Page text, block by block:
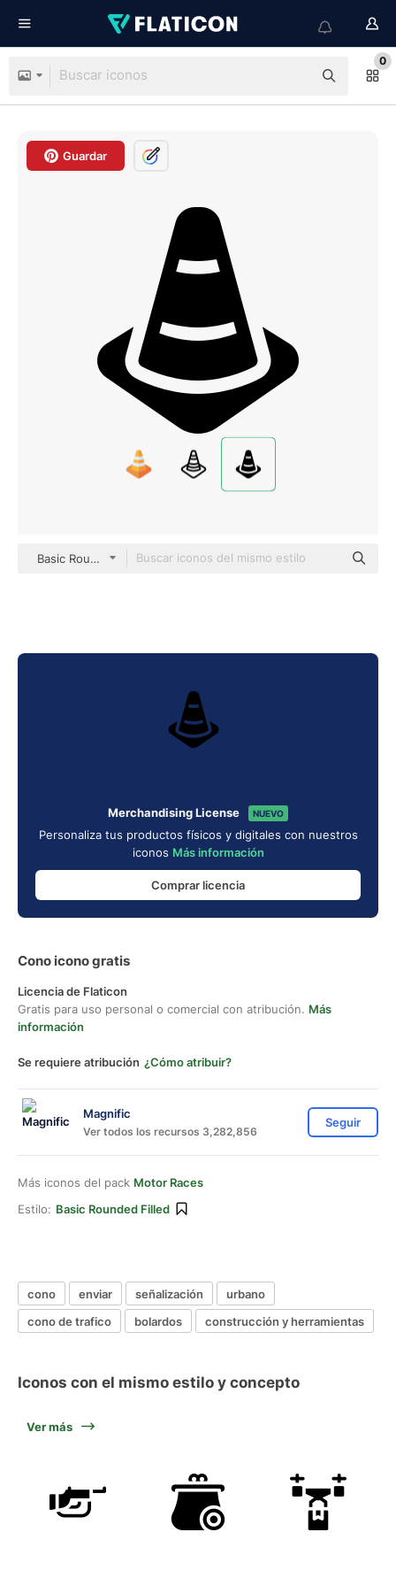
0
Guardar
Basic Rounded Filled
Merchandising License NUEVO
Personaliza tus productos físicos y digitales con nuestros
iconos Más información
Comprar licencia
Cono icono gratis
Licencia de Flaticon
Gratis para uso personal o comercial con atribución. Más
información
Se requiere atribución ¿Cómo atribuir?
Magnific
Ver todos los recursos 3,282,856
Seguir
Más iconos del pack Motor Races
Estilo: Basic Rounded Filled
cono enviar señalización
urbano
cono de trafico
bolardos construcción y herramientas
Iconos con el mismo estilo y concepto
Ver más